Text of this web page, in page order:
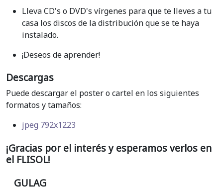
Lleva CD's o DVD's vírgenes para que te lleves a tu
casa los discos de la distribución que se te haya
instalado.
¡Deseos de aprender!
Descargas
Puede descargar el poster o cartel en los siguientes
formatos y tamaños:
jpeg 792x1223
¡Gracias por el interés y esperamos verlos en
el FLISOL!
GULAG